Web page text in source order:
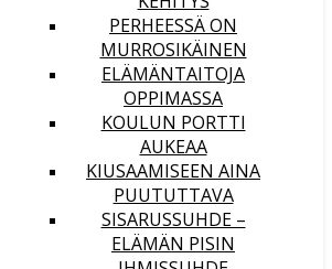
PERHEESSÄ ON
MURROSIKÄINEN
ELÄMÄNTAITOJA
OPPIMASSA
KOULUN PORTTI
AUKEAA
KIUSAAMISEEN AINA
PUUTUTTAVA
SISARUSSUHDE –
ELÄMÄN PISIN